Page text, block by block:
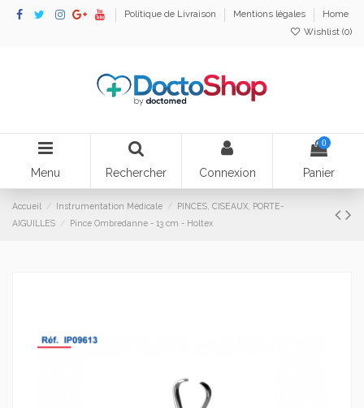
Politique de Livraison Mentions légales
Home
Wishlist (0)
Menu Rechercher Connexion
0
Panier
Accueil Instrumentation Médicale
PINCES, CISEAUX, PORTE-
AIGUILLES
Pince Ombredanne - 13 cm - Holtex